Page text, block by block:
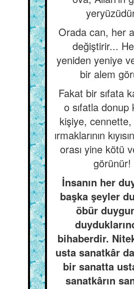
Orada can, her
değiştirir...
yeniden yeniye
bir alem
Fakat bir sıfata
o sıfatla donup
kişiye,
ırmaklarının
orası yine kötü
görünür!
İnsanın her
başka şeyler
öbür
bihaberdir.
usta sanatkâr
bir sanatta
sanatkârın